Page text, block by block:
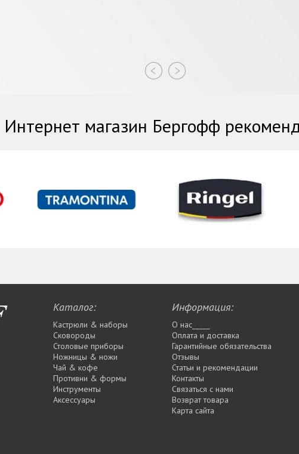
Интернет магазин Бергофф
Каталог:
Кастрюли & наборы
Сковороды
Столовые приборы
Ножницы & ножи
Чай & кофе
Противни & формы
Инструменты
Аксессуары
Информация:
О нас_____
Оплата и доставка
Гарантийные обязательства
Отзывы
Статьи и рекомендации
Контакты
Связаться с нами
Возврат товара
Карта сайта